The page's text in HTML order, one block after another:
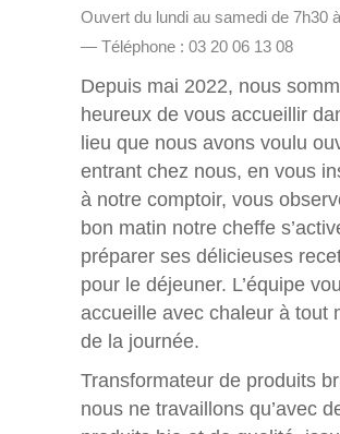
Ouvert du lundi au samedi de 7h30
— Téléphone : 03 20 06 13 08
Depuis mai 2022, nous
heureux de vous accueillir
lieu que nous avons voulu
entrant chez nous, en vous
à notre comptoir, vous
bon matin notre cheffe
préparer ses délicieuses
pour le déjeuner. L’équipe
accueille avec chaleur à tout
de la journée.
Transformateur de produits
nous ne travaillons qu’avec